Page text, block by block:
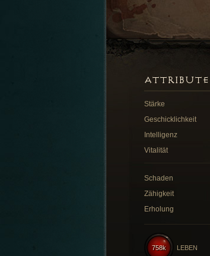
ATTRIBUTE
Stärke
Geschicklichkeit
Intelligenz
Vitalität
Schaden
Zähigkeit
Erholung
758k LEBEN